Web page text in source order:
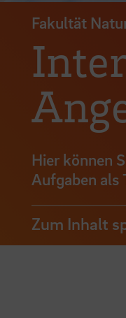
Fakultät
Hier können
Aufgaben als
Zum Inhalt